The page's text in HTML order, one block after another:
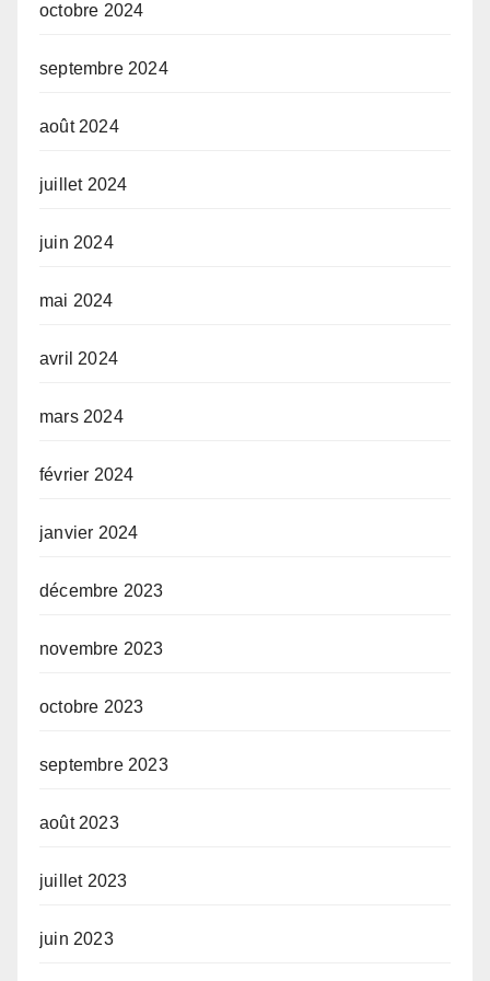
octobre 2024
septembre 2024
août 2024
juillet 2024
juin 2024
mai 2024
avril 2024
mars 2024
février 2024
janvier 2024
décembre 2023
novembre 2023
octobre 2023
septembre 2023
août 2023
juillet 2023
juin 2023